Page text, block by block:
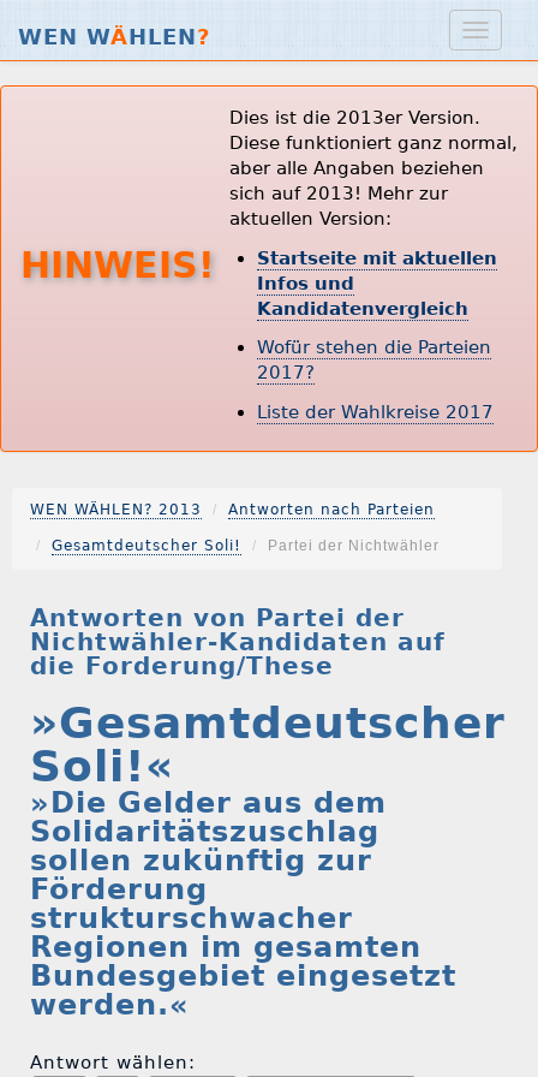
WEN WÄHLEN?
HINWEIS!
Dies ist die 2013er Version.
Diese funktioniert ganz normal,
aber alle Angaben beziehen
sich auf 2013! Mehr zur
aktuellen Version:
Startseite mit aktuellen
Infos und
Kandidatenvergleich
Wofür stehen die Parteien
2017?
Liste der Wahlkreise 2017
WEN WÄHLEN? 2013 Antworten nach Parteien
Gesamtdeutscher Soli! Partei der Nichtwähler
Antworten von Partei der
Nichtwähler-Kandidaten auf
die Forderung/These
»Gesamtdeutscher
Soli!«
»Die Gelder aus dem
Solidaritätszuschlag
sollen zukünftig zur
Förderung
strukturschwacher
Regionen im gesamten
Bundesgebiet eingesetzt
werden.«
Antwort wählen: